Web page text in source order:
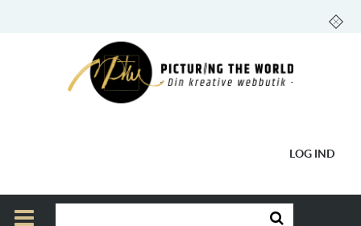
LOG IND